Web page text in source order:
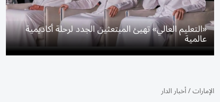
«التعليم العالي» تهيئ المبتعثين الجدد لرحلة أكاديمية
عالمية
الإمارات/أخبار الدار